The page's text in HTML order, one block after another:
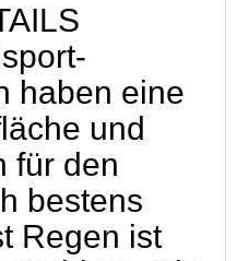
haben eine
und
für den
bestens
Regen ist